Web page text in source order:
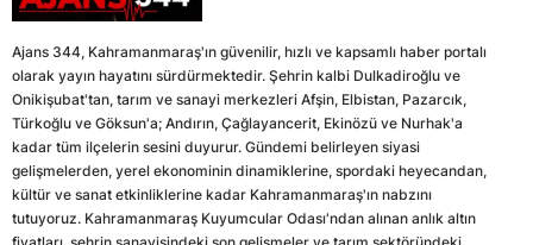
Ajans 344, Kahramanmaraş'ın güvenilir, hızlı ve kapsamlı haber portalı
olarak yayın hayatını sürdürmektedir. Şehrin kalbi Dulkadiroğlu ve
Onikişubat'tan, tarım ve sanayi merkezleri Afşin, Elbistan, Pazarcık,
Türkoğlu ve Göksun'a; Andırın, Çağlayancerit, Ekinözü ve Nurhak'a
kadar tüm ilçelerin sesini duyurur. Gündemi belirleyen siyasi
gelişmelerden, yerel ekonominin dinamiklerine, spordaki heyecandan,
kültür ve sanat etkinliklerine kadar Kahramanmaraş'ın nabzını
tutuyoruz. Kahramanmaraş Kuyumcular Odası'ndan alınan anlık altın